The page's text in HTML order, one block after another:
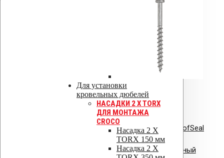
Для установки
кровельных дюбелей
НАСАДКИ 2 X TORX
ДЛЯ МОНТАЖА
CROCO
Насадка 2 X
TORX 150 мм
Насадка 2 X
последующих моих комментариев.
Инструкции по монтажу
Технические паспорта
Каталоги
Гарантия
Инструкция по монтажу VILPE RoofSeal
Инструкция: Vilpe Velco плиточный